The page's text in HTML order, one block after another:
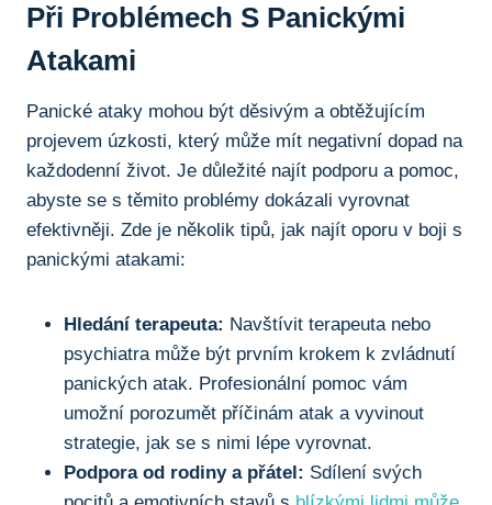
Při Problémech S Panickými
Atakami
Panické ataky mohou být děsivým a obtěžujícím
projevem úzkosti, který může mít negativní dopad na
každodenní život. Je důležité najít podporu a pomoc,
abyste se s těmito problémy dokázali vyrovnat
efektivněji. Zde je několik tipů, jak najít oporu v boji s
panickými atakami:
Hledání terapeuta: Navštívit terapeuta nebo
psychiatra může být prvním krokem k zvládnutí
panických atak. Profesionální pomoc vám
umožní porozumět příčinám atak a vyvinout
strategie, jak se s nimi lépe vyrovnat.
Podpora od rodiny a přátel: Sdílení svých